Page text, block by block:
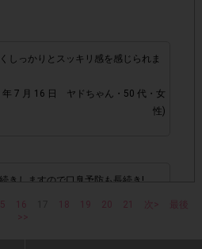
、タブレットPCにつきまし
トに回答できない場合がござい
・購入チェーン・回答期間・
しっかりとスッキリ感を感じられま
年 7 月 16 日 ヤドちゃん・50 代・女
性)
きしますので口臭予防も長続き!
16 18 19 20 21 次>
最後
>>